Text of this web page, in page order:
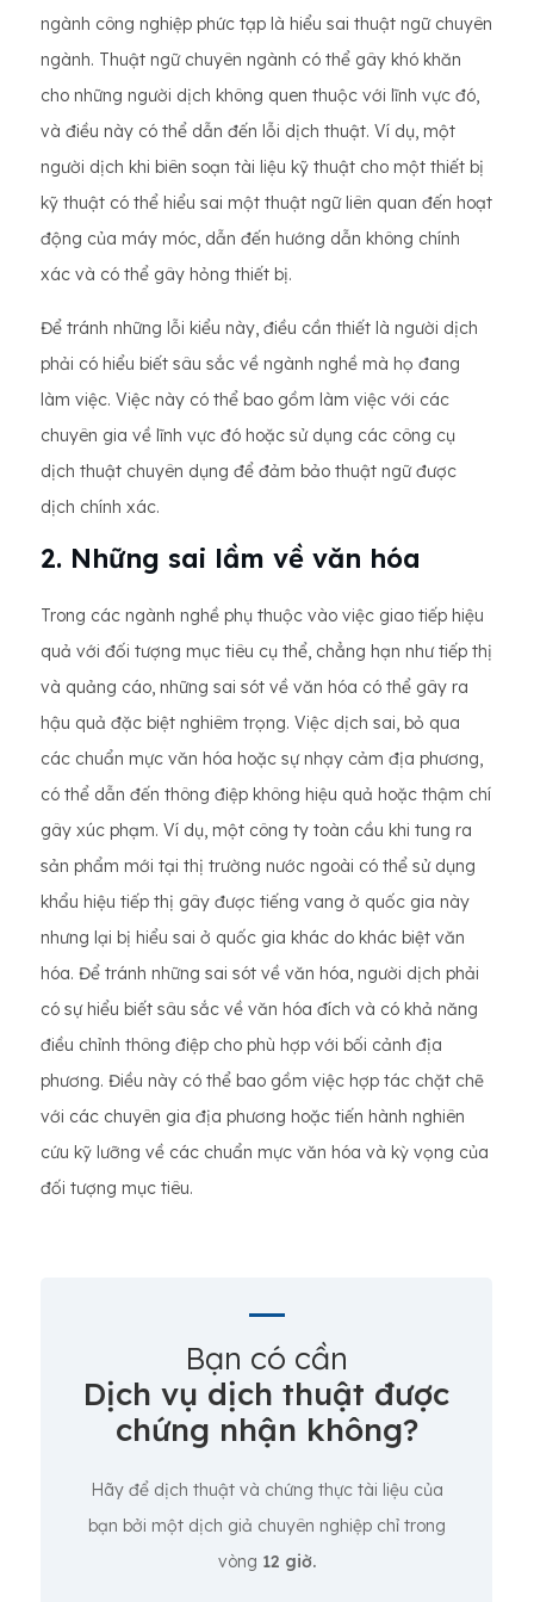
ngành công nghiệp phức tạp là hiểu sai thuật ngữ chuyên
ngành. Thuật ngữ chuyên ngành có thể gây khó khăn
cho những người dịch không quen thuộc với lĩnh vực đó,
và điều này có thể dẫn đến lỗi dịch thuật. Ví dụ, một
người dịch khi biên soạn tài liệu kỹ thuật cho một thiết bị
kỹ thuật có thể hiểu sai một thuật ngữ liên quan đến hoạt
động của máy móc, dẫn đến hướng dẫn không chính
xác và có thể gây hỏng thiết bị.
Để tránh những lỗi kiểu này, điều cần thiết là người dịch
phải có hiểu biết sâu sắc về ngành nghề mà họ đang
làm việc. Việc này có thể bao gồm làm việc với các
chuyên gia về lĩnh vực đó hoặc sử dụng các công cụ
dịch thuật chuyên dụng để đảm bảo thuật ngữ được
dịch chính xác.
2. Những sai lầm về văn hóa
Trong các ngành nghề phụ thuộc vào việc giao tiếp hiệu
quả với đối tượng mục tiêu cụ thể, chẳng hạn như tiếp thị
và quảng cáo, những sai sót về văn hóa có thể gây ra
hậu quả đặc biệt nghiêm trọng. Việc dịch sai, bỏ qua
các chuẩn mực văn hóa hoặc sự nhạy cảm địa phương,
có thể dẫn đến thông điệp không hiệu quả hoặc thậm chí
gây xúc phạm. Ví dụ, một công ty toàn cầu khi tung ra
sản phẩm mới tại thị trường nước ngoài có thể sử dụng
khẩu hiệu tiếp thị gây được tiếng vang ở quốc gia này
nhưng lại bị hiểu sai ở quốc gia khác do khác biệt văn
hóa. Để tránh những sai sót về văn hóa, người dịch phải
có sự hiểu biết sâu sắc về văn hóa đích và có khả năng
điều chỉnh thông điệp cho phù hợp với bối cảnh địa
phương. Điều này có thể bao gồm việc hợp tác chặt chẽ
với các chuyên gia địa phương hoặc tiến hành nghiên
cứu kỹ lưỡng về các chuẩn mực văn hóa và kỳ vọng của
đối tượng mục tiêu.
Bạn có cần
Dịch vụ dịch thuật được
chứng nhận không?
Hãy để dịch thuật và chứng thực tài liệu của
bạn bởi một dịch giả chuyên nghiệp chỉ trong
vòng 12 giờ.